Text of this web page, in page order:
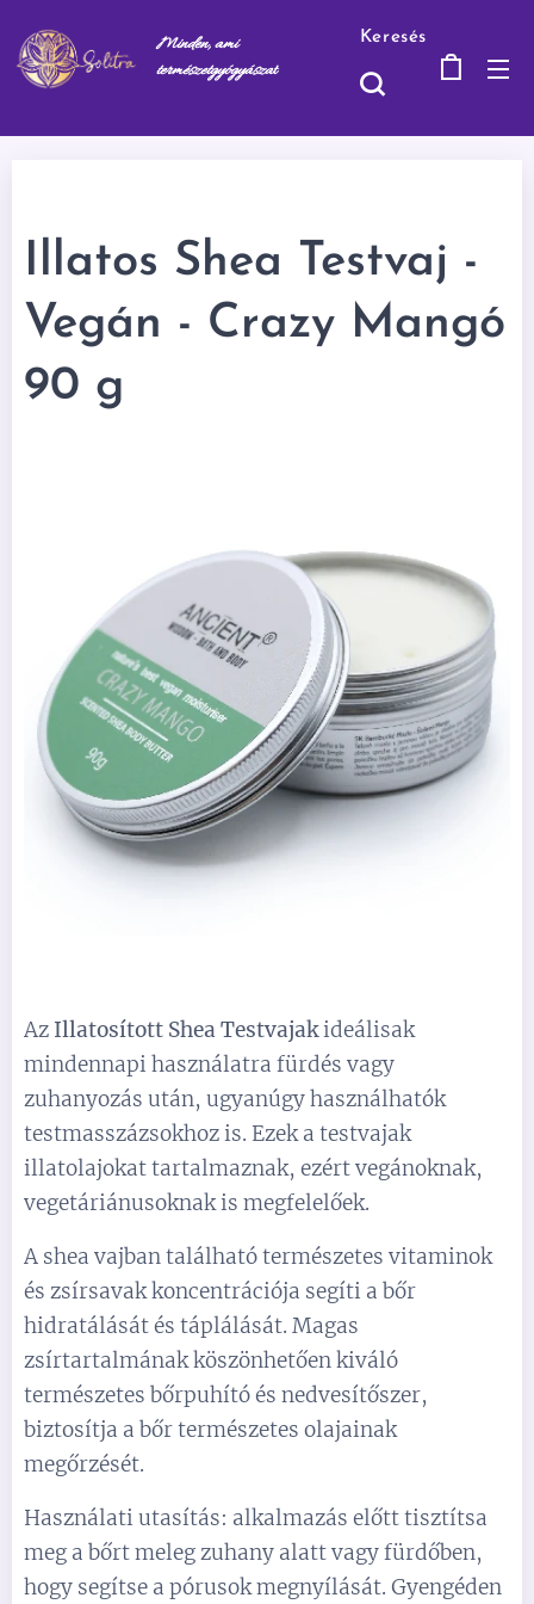
Minden, ami
természetgyógyászat
Keresés
Illatos Shea Testvaj -
Vegán - Crazy Mangó
90 g
Az Illatosított Shea Testvajakideálisak
mindennapi használatra fürdés vagy
zuhanyozás után, ugyanúgy használhatók
testmasszázsokhoz is. Ezek a testvajak
illatolajokat tartalmaznak, ezért vegánoknak,
vegetáriánusoknak is megfelelőek.
A shea vajban található természetes vitaminok
és zsírsavak koncentrációja segíti a bőr
hidratálását és táplálását. Magas
zsírtartalmának köszönhetően kiváló
természetes bőrpuhító és nedvesítőszer,
biztosítja a bőr természetes olajainak
megőrzését.
Használati utasítás: alkalmazás előtt tisztítsa
meg a bőrt meleg zuhany alatt vagy fürdőben,
hogy segítse a pórusok megnyílását. Gyengéden